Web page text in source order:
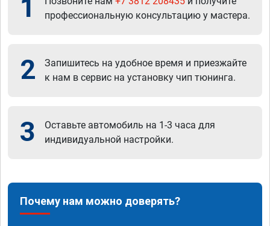
1
профессиональную консультацию у мастера.
2
Запишитесь на удобное время и приезжайте
к нам в сервис на установку чип тюнинга.
3
Оставьте автомобиль на 1-3 часа для
индивидуальной настройки.
Почему нам можно доверять?